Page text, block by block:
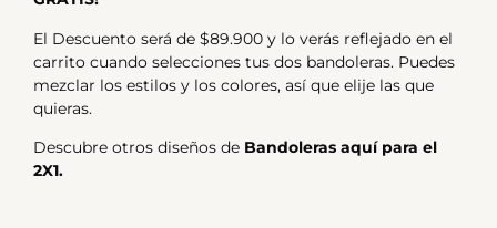
El Descuento será de $89.900 y lo verás reflejado en el
carrito cuando selecciones tus dos bandoleras. Puedes
mezclar los estilos y los colores, así que elije las que
quieras.
Descubre otros diseños de Bandoleras aquí para el
2X1.